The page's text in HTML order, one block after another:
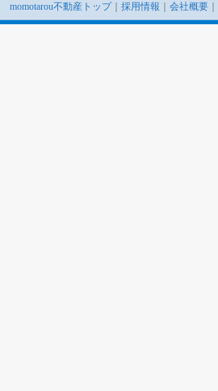
momotarou不動産トップ｜ 採用情報 会社概要